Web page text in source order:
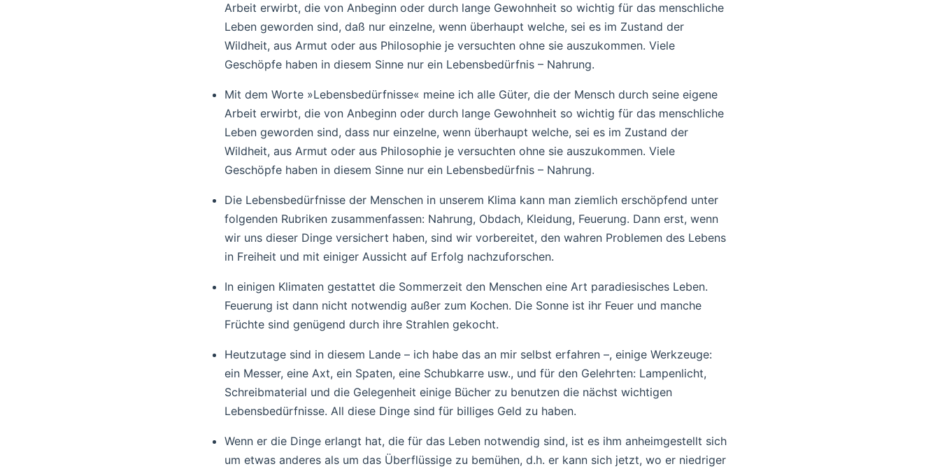
Arbeit erwirbt, die von Anbeginn oder durch lange Gewohnheit so wichtig für das menschliche
Leben geworden sind, daß nur einzelne, wenn überhaupt welche, sei es im Zustand der
Wildheit, aus Armut oder aus Philosophie je versuchten ohne sie auszukommen. Viele
Geschöpfe haben in diesem Sinne nur ein Lebensbedürfnis – Nahrung.
Mit dem Worte »Lebensbedürfnisse« meine ich alle Güter, die der Mensch durch seine eigene
Arbeit erwirbt, die von Anbeginn oder durch lange Gewohnheit so wichtig für das menschliche
Leben geworden sind, dass nur einzelne, wenn überhaupt welche, sei es im Zustand der
Wildheit, aus Armut oder aus Philosophie je versuchten ohne sie auszukommen. Viele
Geschöpfe haben in diesem Sinne nur ein Lebensbedürfnis – Nahrung.
Die Lebensbedürfnisse der Menschen in unserem Klima kann man ziemlich erschöpfend unter
folgenden Rubriken zusammenfassen: Nahrung, Obdach, Kleidung, Feuerung. Dann erst, wenn
wir uns dieser Dinge versichert haben, sind wir vorbereitet, den wahren Problemen des Lebens
in Freiheit und mit einiger Aussicht auf Erfolg nachzuforschen.
In einigen Klimaten gestattet die Sommerzeit den Menschen eine Art paradiesisches Leben.
Feuerung ist dann nicht notwendig außer zum Kochen. Die Sonne ist ihr Feuer und manche
Früchte sind genügend durch ihre Strahlen gekocht.
Heutzutage sind in diesem Lande – ich habe das an mir selbst erfahren –, einige Werkzeuge:
ein Messer, eine Axt, ein Spaten, eine Schubkarre usw., und für den Gelehrten: Lampenlicht,
Schreibmaterial und die Gelegenheit einige Bücher zu benutzen die nächst wichtigen
Lebensbedürfnisse. All diese Dinge sind für billiges Geld zu haben.
Wenn er die Dinge erlangt hat, die für das Leben notwendig sind, ist es ihm anheimgestellt sich
um etwas anderes als um das Überflüssige zu bemühen, d.h. er kann sich jetzt, wo er niedriger